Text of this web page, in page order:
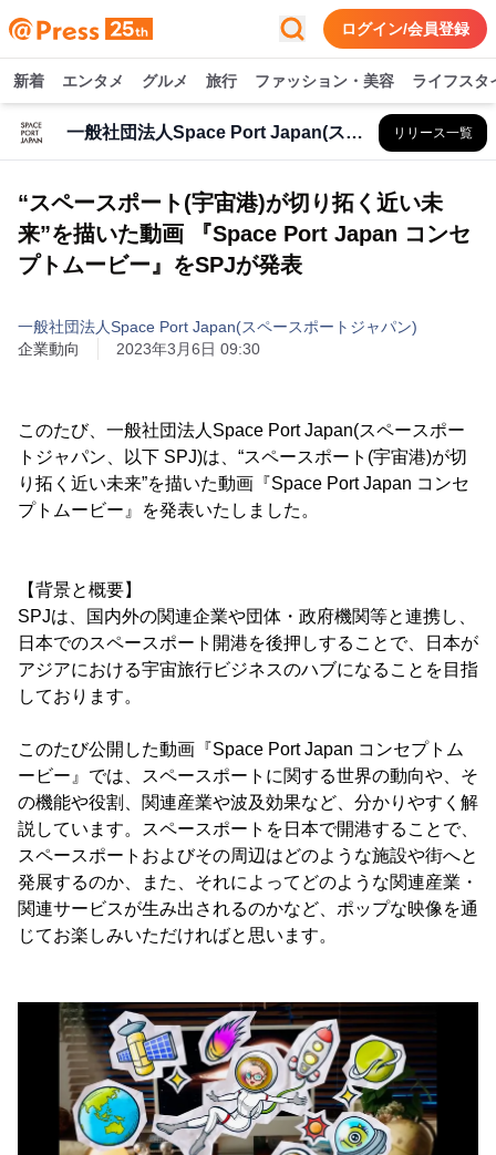
ログイン/会員登録
新着 エンタメ グルメ 旅行 ファッション・美容 ライフスタ
一般社団法人Space Port Japan(スペースポートジャパン) リリース一覧
“スペースポート(宇宙港)が切り拓く近い未
来”を描いた動画 『Space Port Japan コンセ
プトムービー』をSPJが発表
一般社団法人Space Port Japan(スペースポートジャパン)
企業動向
2023年3月6日 09:30
このたび、一般社団法人Space Port Japan(スペースポー
トジャパン、以下 SPJ)は、“スペースポート(宇宙港)が切
り拓く近い未来”を描いた動画『Space Port Japan コンセ
プトムービー』を発表いたしました。
【背景と概要】
SPJは、国内外の関連企業や団体・政府機関等と連携し、
日本でのスペースポート開港を後押しすることで、日本が
アジアにおける宇宙旅行ビジネスのハブになることを目指
しております。
このたび公開した動画『Space Port Japan コンセプトム
ービー』では、スペースポートに関する世界の動向や、そ
の機能や役割、関連産業や波及効果など、分かりやすく解
説しています。スペースポートを日本で開港することで、
スペースポートおよびその周辺はどのような施設や街へと
発展するのか、また、それによってどのような関連産業・
関連サービスが生み出されるのかなど、ポップな映像を通
じてお楽しみいただければと思います。